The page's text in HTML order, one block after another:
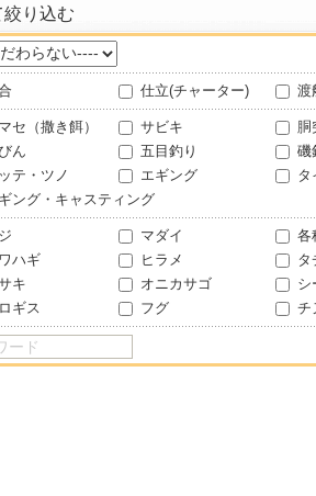
り込む
仕立(チャーター) 渡
セ（撒き餌） サビキ
胴
ん
五目釣り
磯
テ・ツノ
エギング
タ
ング・キャスティング
マダイ
各
ハギ
ヒラメ
タ
キ
オニカサゴ
シ
ギス
フグ チ